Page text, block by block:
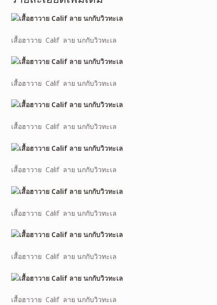
เสื้อฮาวาย Calif ลาย นกกับวิวทะเล
เสื้อฮาวาย Calif ลาย นกกับวิวทะเล
เสื้อฮาวาย Calif ลาย นกกับวิวทะเล
เสื้อฮาวาย Calif ลาย นกกับวิวทะเล
เสื้อฮาวาย Calif ลาย นกกับวิวทะเล
เสื้อฮาวาย Calif ลาย นกกับวิวทะเล
เสื้อฮาวาย Calif ลาย นกกับวิวทะเล